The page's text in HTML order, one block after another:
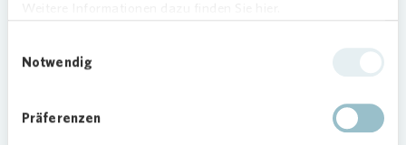
Notwendig
Präferenzen